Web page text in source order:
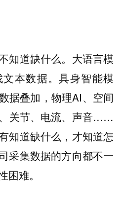
知道缺什么。大语言模
本数据。具身智能模
据叠加，物理AI、空间
关节、电流、声音……
知道缺什么，才知道怎
采集数据的方向都不一
困难。